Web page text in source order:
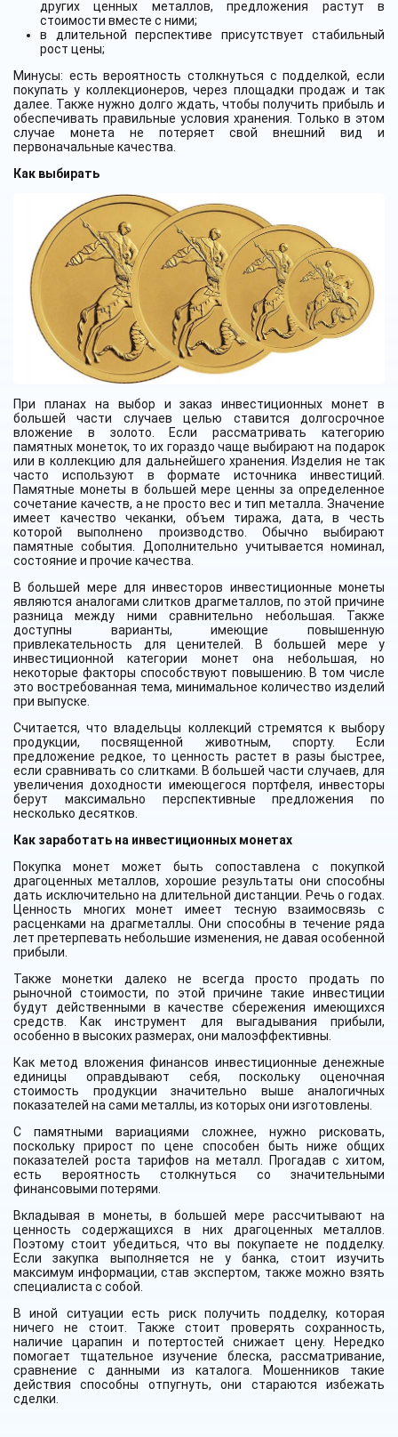
других ценных металлов, предложения растут в
стоимости вместе с ними;
в длительной перспективе присутствует стабильный
рост цены;
Минусы: есть вероятность столкнуться с подделкой, если
покупать у коллекционеров, через площадки продаж и так
далее. Также нужно долго ждать, чтобы получить прибыль и
обеспечивать правильные условия хранения. Только в этом
случае монета не потеряет свой внешний вид и
первоначальные качества.
Как выбирать
При планах на выбор и заказ инвестиционных монет в
большей части случаев целью ставится долгосрочное
вложение в золото. Если рассматривать категорию
памятных монеток, то их гораздо чаще выбирают на подарок
или в коллекцию для дальнейшего хранения. Изделия не так
часто используют в формате источника инвестиций.
Памятные монеты в большей мере ценны за определенное
сочетание качеств, а не просто вес и тип металла. Значение
имеет качество чеканки, объем тиража, дата, в честь
которой выполнено производство. Обычно выбирают
памятные события. Дополнительно учитывается номинал,
состояние и прочие качества.
В большей мере для инвесторов инвестиционные монеты
являются аналогами слитков драгметаллов, по этой причине
разница между ними сравнительно небольшая. Также
доступны варианты, имеющие повышенную
привлекательность для ценителей. В большей мере у
инвестиционной категории монет она небольшая, но
некоторые факторы способствуют повышению. В том числе
это востребованная тема, минимальное количество изделий
при выпуске.
Считается, что владельцы коллекций стремятся к выбору
продукции, посвященной животным, спорту. Если
предложение редкое, то ценность растет в разы быстрее,
если сравнивать со слитками. В большей части случаев, для
увеличения доходности имеющегося портфеля, инвесторы
берут максимально перспективные предложения по
несколько десятков.
Как заработать на инвестиционных монетах
Покупка монет может быть сопоставлена с покупкой
драгоценных металлов, хорошие результаты они способны
дать исключительно на длительной дистанции. Речь о годах.
Ценность многих монет имеет тесную взаимосвязь с
расценками на драгметаллы. Они способны в течение ряда
лет претерпевать небольшие изменения, не давая особенной
прибыли.
Также монетки далеко не всегда просто продать по
рыночной стоимости, по этой причине такие инвестиции
будут действенными в качестве сбережения имеющихся
средств. Как инструмент для выгадывания прибыли,
особенно в высоких размерах, они малоэффективны.
Как метод вложения финансов инвестиционные денежные
единицы оправдывают себя, поскольку оценочная
стоимость продукции значительно выше аналогичных
показателей на сами металлы, из которых они изготовлены.
С памятными вариациями сложнее, нужно рисковать,
поскольку прирост по цене способен быть ниже общих
показателей роста тарифов на металл. Прогадав с хитом,
есть вероятность столкнуться со значительными
финансовыми потерями.
Вкладывая в монеты, в большей мере рассчитывают на
ценность содержащихся в них драгоценных металлов.
Поэтому стоит убедиться, что вы покупаете не подделку.
Если закупка выполняется не у банка, стоит изучить
максимум информации, став экспертом, также можно взять
специалиста с собой.
В иной ситуации есть риск получить подделку, которая
ничего не стоит. Также стоит проверять сохранность,
наличие царапин и потертостей снижает цену. Нередко
помогает тщательное изучение блеска, рассматривание,
сравнение с данными из каталога. Мошенников такие
действия способны отпугнуть, они стараются избежать
сделки.